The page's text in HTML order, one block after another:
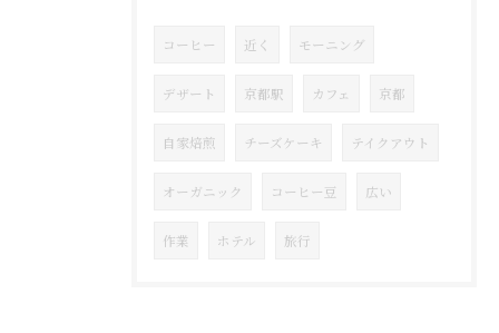
コーヒー 近く モーニング
デザート 京都駅 カフェ 京都
自家焙煎 チーズケーキ テイクアウト
オーガニック コーヒー豆 広い
作業 ホテル 旅行